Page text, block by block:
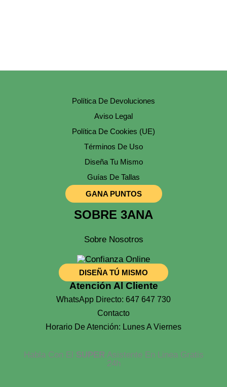
Política De Devoluciones
Aviso Legal
Política De Cookies (UE)
Términos De Uso
Diseña Tu Mismo
Guías De Tallas
GANA PUNTOS
SOBRE 3ANA
Sobre Nosotros
DISEÑA TÚ MISMO
Atención Al Cliente
WhatsApp Directo: 647 647 730
Contacto
Horario De Atención: Lunes A Viernes
Habla Con El SUPERAsistente En Linea Gratis
24h